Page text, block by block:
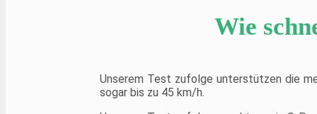
Wie
Unserem Test zufolge unterstützen die
sogar bis zu 45 km/h.